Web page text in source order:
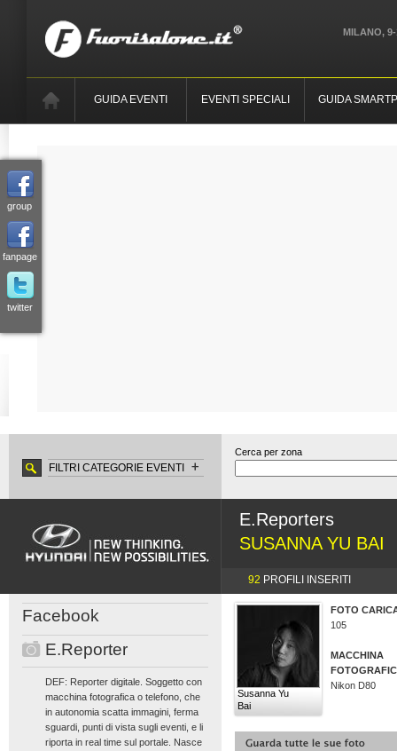
MILANO,
group
fanpage
twitter
GUIDA EVENTI EVENTI SPECIALI GUIDA
FILTRI CATEGORIE EVENTI
Cerca per zona
E.Reporters
SUSANNA YU BAI
92 PROFILI INSERITI
Facebook
E.Reporter
DEF: Reporter digitale. Soggetto con
macchina fotografica o telefono, che
in autonomia scatta immagini, ferma
sguardi, punti di vista sugli eventi, e li
riporta in real time sul portale. Nasce
Susanna Yu
Bai
FOTO
105
MACCHINA
Nikon D80